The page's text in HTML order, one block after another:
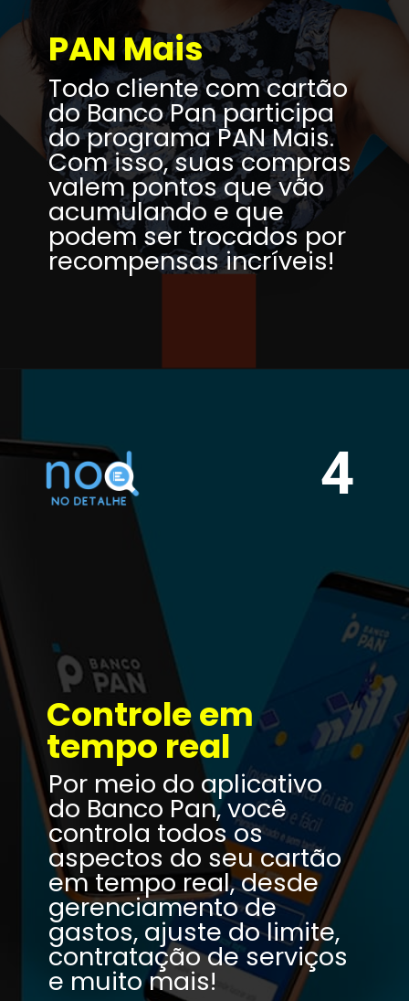
Todo cliente com cartão
do Banco Pan participa
do programa PAN Mais.
Com isso, suas compras
valem pontos que vão
acumulando e que
podem ser trocados por
recompensas incríveis!
PAN Mais
Por meio do aplicativo
do Banco Pan, você
controla todos os
aspectos do seu cartão
em tempo real, desde
gerenciamento de
gastos, ajuste do limite,
contratação de serviços
e muito mais!
Controle em
tempo real
4